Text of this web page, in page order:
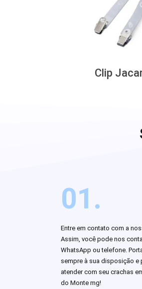
Clip
01.
Entre em contato com a
Assim, você pode nos
WhatsApp ou telefone.
sempre à sua disposição e
atender com seu crachas
do Monte mg!